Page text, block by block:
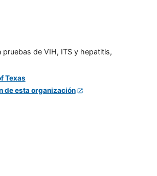
de VIH, ITS y hepatitis,
de esta organización